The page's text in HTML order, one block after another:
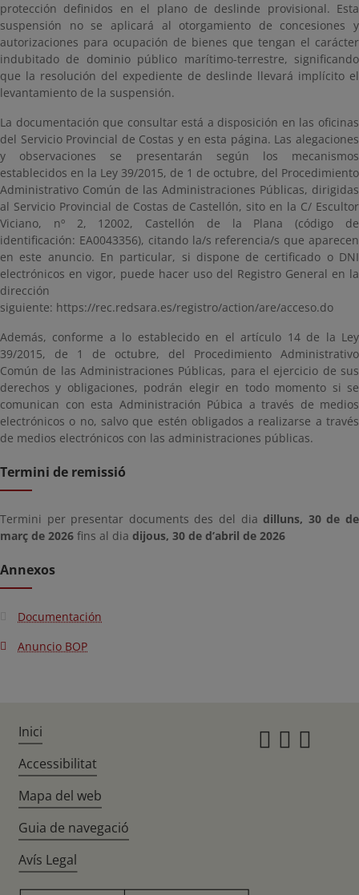
protección definidos en el plano de deslinde provisional. Esta
suspensión no se aplicará al otorgamiento de concesiones y
autorizaciones para ocupación de bienes que tengan el carácter
indubitado de dominio público marítimo-terrestre, significando
que la resolución del expediente de deslinde llevará implícito el
levantamiento de la suspensión.
La documentación que consultar está a disposición en las oficinas
del Servicio Provincial de Costas y en esta página. Las alegaciones
y observaciones se presentarán según los mecanismos
establecidos en la Ley 39/2015, de 1 de octubre, del Procedimiento
Administrativo Común de las Administraciones Públicas, dirigidas
al Servicio Provincial de Costas de Castellón, sito en la C/ Escultor
Viciano, nº 2, 12002, Castellón de la Plana (código de
identificación: EA0043356), citando la/s referencia/s que aparecen
en este anuncio. En particular, si dispone de certificado o DNI
electrónicos en vigor, puede hacer uso del Registro General en la
dirección
siguiente: https://rec.redsara.es/registro/action/are/acceso.do
Además, conforme a lo establecido en el artículo 14 de la Ley
39/2015, de 1 de octubre, del Procedimiento Administrativo
Común de las Administraciones Públicas, para el ejercicio de sus
derechos y obligaciones, podrán elegir en todo momento si se
comunican con esta Administración Púbica a través de medios
electrónicos o no, salvo que estén obligados a realizarse a través
de medios electrónicos con las administraciones públicas.
Termini de remissió
Termini per presentar documents des del diadilluns, 30 de de
març de 2026 fins al dia dijous, 30 de d’abril de 2026
Annexos
Documentación
Anuncio BOP
Inici
Accessibilitat
Mapa del web
Guia de navegació
Avís Legal